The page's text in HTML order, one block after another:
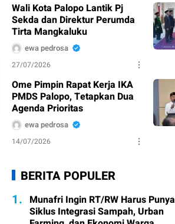
Wali Kota Palopo Lantik Pj
Sekda dan Direktur Perumda
Tirta Mangkaluku
ewa pedrosa
27/07/2026
Ome Pimpin Rapat Kerja IKA
PMDS Palopo, Tetapkan Dua
Agenda Prioritas
ewa pedrosa
14/07/2026
BERITA POPULER
1. Munafri Ingin RT/RW Harus Punya
Siklus Integrasi Sampah, Urban